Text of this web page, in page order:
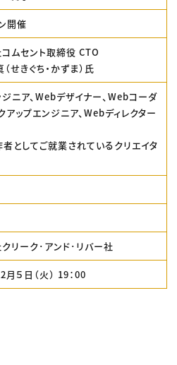
開催
ムセント取締役 CTO
せきぐち・かずま）氏
ニア、Webデザイナー、Webコーダ
アップエンジニア、Webディレクター
としてご就業されているクリエイタ
リーク･アンド･リバー社
５日（火） 19：00